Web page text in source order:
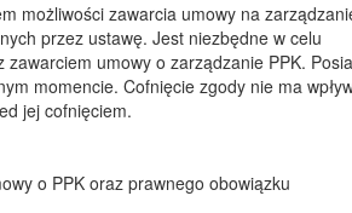
możliwości zawarcia umowy na
przez ustawę. Jest niezbędne w celu
umowy o zarządzanie PPK.
momencie. Cofnięcie zgody nie ma
jej cofnięciem.
o PPK oraz prawnego obowiązku